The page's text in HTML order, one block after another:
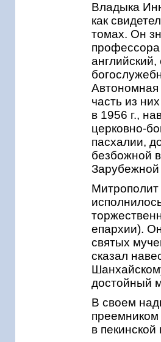
Владыка
как
томах. Он
английский,
часть из
в 1956 г.,
церковно-
пасхалии,
безбожной
Митрополит
епархии).
святых
сказал
достойный
В своем
преемником
в